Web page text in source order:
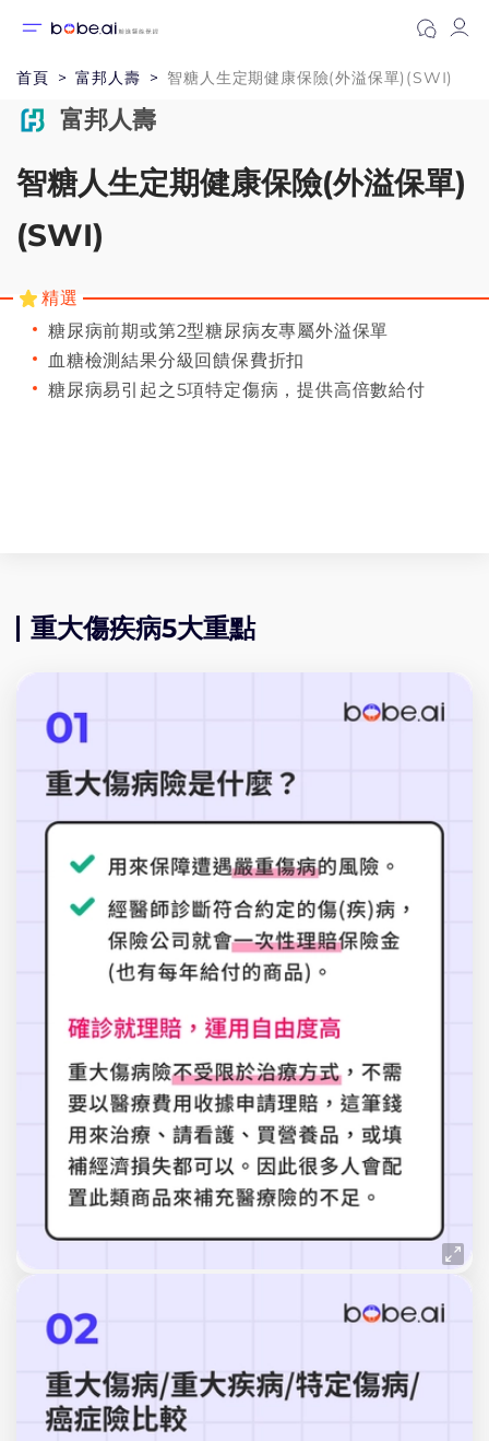
首頁 富邦人壽 智糖人生定期健康保險(外溢保單)(SWI)
富邦人壽
智糖人生定期健康保險(外溢保單)
(SWI)
精選
糖尿病前期或第2型糖尿病友專屬外溢保單
血糖檢測結果分級回饋保費折扣
糖尿病易引起之5項特定傷病，提供高倍數給付
重大傷疾病5大重點